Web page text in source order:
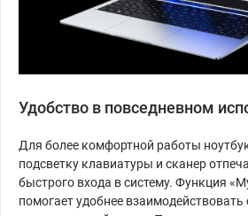
Удобство в повседневном
Для более комфортной работы
подсветку клавиатуры и сканер
быстрого входа в систему. Функция
помогает удобнее